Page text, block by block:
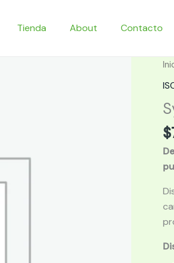
Tienda About Contacto
$